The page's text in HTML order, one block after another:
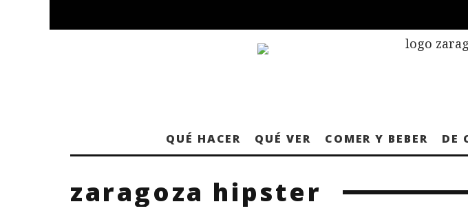
QUÉ HACER QUÉ VER COMER Y BEBER DE
zaragoza hipster